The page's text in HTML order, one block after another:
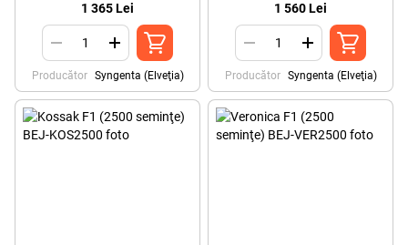
1 365 Lei
Producător Syngenta (Elveţia)
1 560 Lei
Producător Syngenta (Elveţia)